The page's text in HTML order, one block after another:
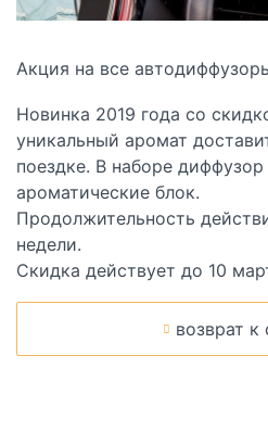
Акция на все
Новинка 2019 года со
уникальный аромат
поездке. В наборе
ароматические блок.
Продолжительность
недели.
Скидка действует до 10
возврат к